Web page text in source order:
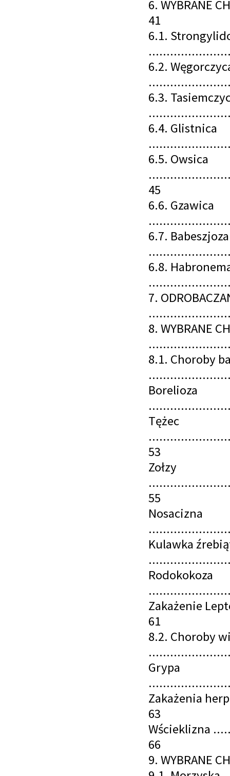
6. WYBRANE
41
6.1.
6.2.
6.3.
6.4. Glistnica
6.5. Owsica
45
6.6. Gzawica
6.7. Babeszjoza
6.8.
7.
8. WYBRANE
8.1. Choroby
Borelioza
Tężec
53
Zołzy
55
Nosacizna
Kulawka
Rodokokoza
Zakażenie
61
8.2. Choroby
Grypa
Zakażenia
63
Wścieklizna
66
9. WYBRANE